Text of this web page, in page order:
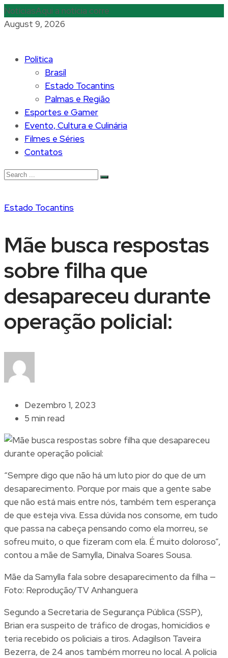
NotíciasAqui a notícia corre
August 9, 2026
Política
Brasíl
Estado Tocantins
Palmas e Região
Esportes e Gamer
Evento, Cultura e Culinária
Filmes e Séries
Contatos
Estado Tocantins
Mãe busca respostas
sobre filha que
desapareceu durante
operação policial:
Dezembro 1, 2023
5 min read
“Sempre digo que não há um luto pior do que de um
desaparecimento. Porque por mais que a gente sabe
que não está mais entre nós, também tem esperança
de que esteja viva. Essa dúvida nos consome, em tudo
que passa na cabeça pensando como ela morreu, se
sofreu muito, o que fizeram com ela. É muito doloroso”,
contou a mãe de Samylla, Dinalva Soares Sousa.
Mãe da Samylla fala sobre desaparecimento da filha —
Foto: Reprodução/TV Anhanguera
Segundo a Secretaria de Segurança Pública (SSP),
Brian era suspeito de tráfico de drogas, homicídios e
teria recebido os policiais a tiros. Adagilson Taveira
Bezerra, de 24 anos também morreu no local. A polícia